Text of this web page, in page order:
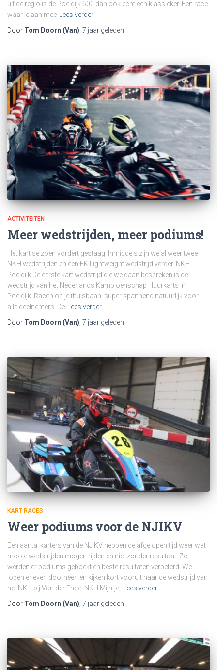
uit de regio is de Poeldijk 500 dan ook echt een klassieker. Een race
waar je aan mee Lees verder
Door Tom Doorn (Van), 7 jaar geleden
ACTIVITEITEN
Meer wedstrijden, meer podiums!
Het kart seizoen vordert gestaag. Inmiddels zijn we al weer twee
NKH wedstrijden en een FK Lightweight wedstrijd verder. NKH
Poeldijk De eerste kart wedstrijd die we gaan bespreken is de
wedstrijd van het Nederlands Kampioenschap Huurkarts in
Poeldijk. Racen op je thuisbaan, super spannend natuurlijk voor
alle deelnemers. De
Lees verder
Door Tom Doorn (Van) 7 jaar geleden
KART RACES
Weer podiums voor de NJIKV
Een aantal karters van de NJIKV hebben de afgelopen tijd weer wat
mooie wedstrijden mogen rijden en niet zonder resultaat! Zo
werden er podiums geboekt en beste resultaten verbeterd. We
lopen er even doorheen en kijken kort vooruit naar de wedstrijd van
het NKH bij Van der Ende. NKH Mijntje,
Lees verder
Door Tom Doorn (Van) 7 jaar geleden